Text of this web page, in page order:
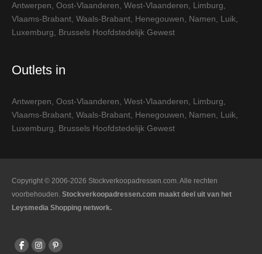
Antwerpen Oost-Vlaanderen West-Vlaanderen Limburg
Vlaams-Brabant Waals-Brabant Henegouwen Namen Luik
Luxemburg
Brussels Hoofdstedelijk Gewest
Outlets in
Antwerpen Oost-Vlaanderen West-Vlaanderen Limburg
Vlaams-Brabant Waals-Brabant Henegouwen Namen Luik
Luxemburg
Brussels Hoofdstedelijk Gewest
Copyright © 2006-2026 Stockverkoopadressen.com. Alle rechten
voorbehouden. Stockverkoopadressen.com maakt deel uit van het
Leysmedia Shopping network.